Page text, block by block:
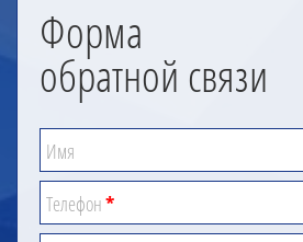
Форма
обратной связи
Имя
Телефон*